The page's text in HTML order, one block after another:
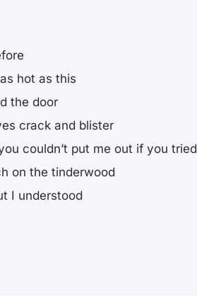
hot as this
the door
crack and blister
couldn’t put me out if you tried
on the tinderwood
I understood